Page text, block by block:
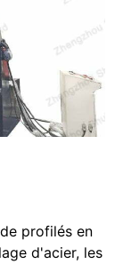
profilés en
d'acier, les